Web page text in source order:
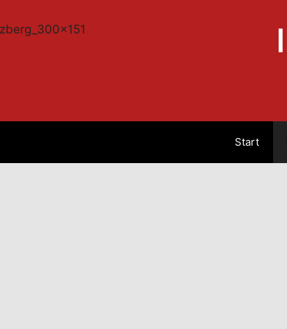
Start